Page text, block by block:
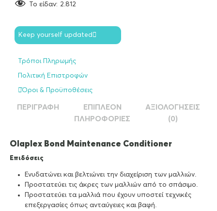
To είδαν: 2.812
Keep yourself updated
Τρόποι Πληρωμής
Πολιτική Επιστροφών
Όροι & Προϋποθέσεις
ΠΕΡΙΓΡΑΦΉ
ΕΠΙΠΛΈΟΝ
ΠΛΗΡΟΦΟΡΊΕΣ
ΑΞΙΟΛΟΓΉΣΕΙΣ
(0)
Olaplex Bond Maintenance Conditioner
Επιδόσεις
Ενυδατώνει και βελτιώνει την διαχείριση των μαλλιών.
Προστατεύει τις άκρες των μαλλιών από το σπάσιμο.
Προστατεύει τα μαλλιά που έχουν υποστεί τεχνικές
επεξεργασίες όπως ανταύγειες και βαφή.